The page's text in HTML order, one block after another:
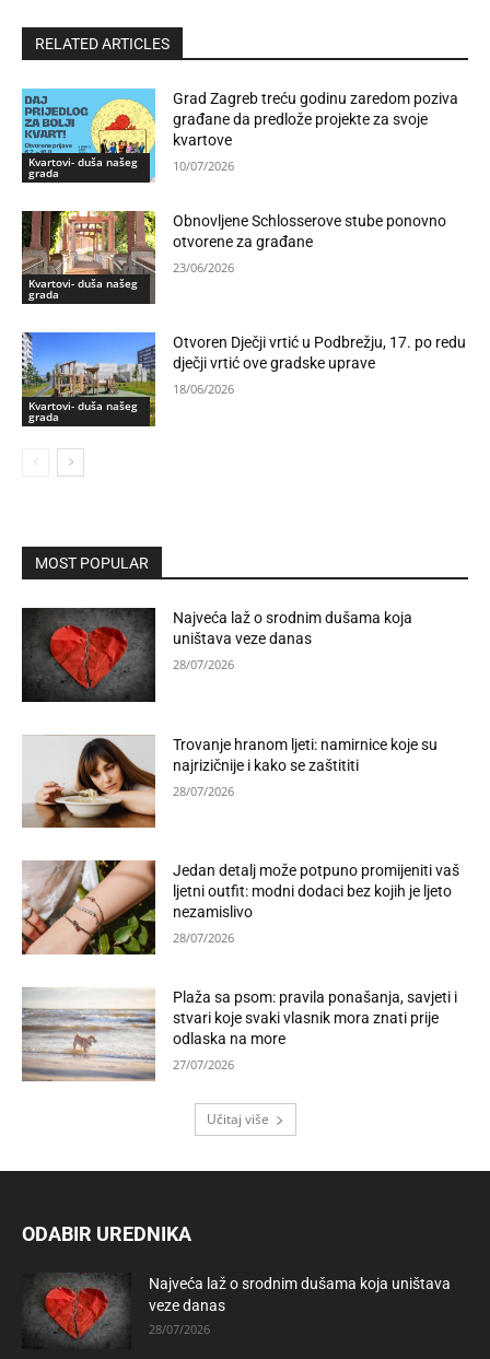
RELATED ARTICLES
Kvartovi- duša našeg
grada
Grad Zagreb treću godinu zaredom poziva
građane da predlože projekte za svoje
kvartove
10/07/2026
Kvartovi- duša našeg
grada
Obnovljene Schlosserove stube ponovno
otvorene za građane
23/06/2026
Kvartovi- duša našeg
grada
Otvoren Dječji vrtić u Podbrežju, 17. po redu
dječji vrtić ove gradske uprave
18/06/2026
MOST POPULAR
Najveća laž o srodnim dušama koja
uništava veze danas
28/07/2026
Trovanje hranom ljeti: namirnice koje su
najrizičnije i kako se zaštititi
28/07/2026
Jedan detalj može potpuno promijeniti vaš
ljetni outfit: modni dodaci bez kojih je ljeto
nezamislivo
28/07/2026
Plaža sa psom: pravila ponašanja, savjeti i
stvari koje svaki vlasnik mora znati prije
odlaska na more
27/07/2026
Učitaj više
ODABIR UREDNIKA
Najveća laž o srodnim dušama koja uništava
veze danas
28/07/2026